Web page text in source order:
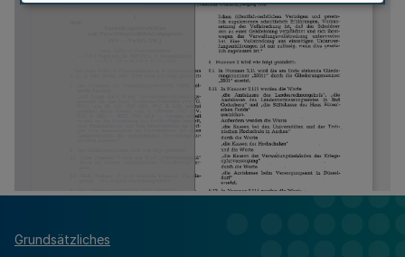
Grundsätzliches